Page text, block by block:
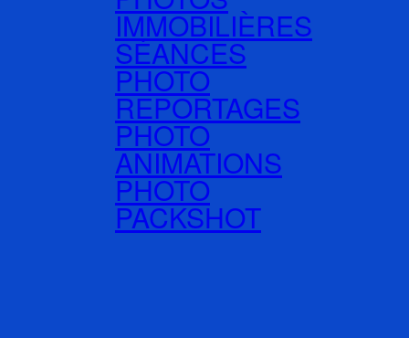
IMMOBILIÈRES
SÉANCES
PHOTO
REPORTAGES
PHOTO
ANIMATIONS
PHOTO
PACKSHOT